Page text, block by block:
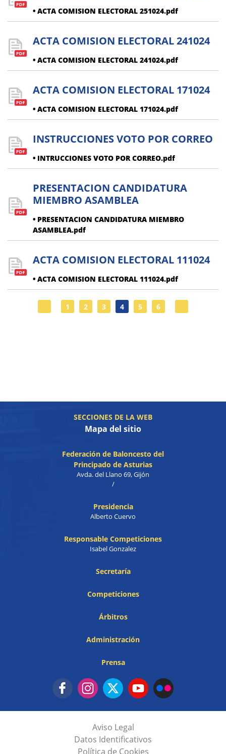
• ACTA COMISION ELECTORAL 251024.pdf
ACTA COMISION ELECTORAL 241024
• ACTA COMISION ELECTORAL 241024.pdf
ACTA COMISION ELECTORAL 171024
• ACTA COMISION ELECTORAL 171024.pdf
INSTRUCCIONES VOTO POR CORREO
• INTRUCCIONES VOTO POR CORREO.pdf
PRESENTACION CANDIDATURA
MIEMBRO ASAMBLEA
• PRESENTACION CANDIDATURA MIEMBRO
ASAMBLEA.pdf
ACTA COMISION ELECTORAL 111024
• ACTA COMISION ELECTORAL 111024.pdf
1 2 3 4 5 6
SECCIONES DE LA WEB
Mapa del sitio
Federación de Baloncesto del
Principado de Asturias
Avda. del Llano 69, Gijón
/
Presidencia
Alberto Cuervo
Responsable Competiciones
Isabel Gonzalez
Secretaría
Competiciones
Árbitros
Administración
Prensa
Aviso Legal
Datos Identificativos
Política de Cookies